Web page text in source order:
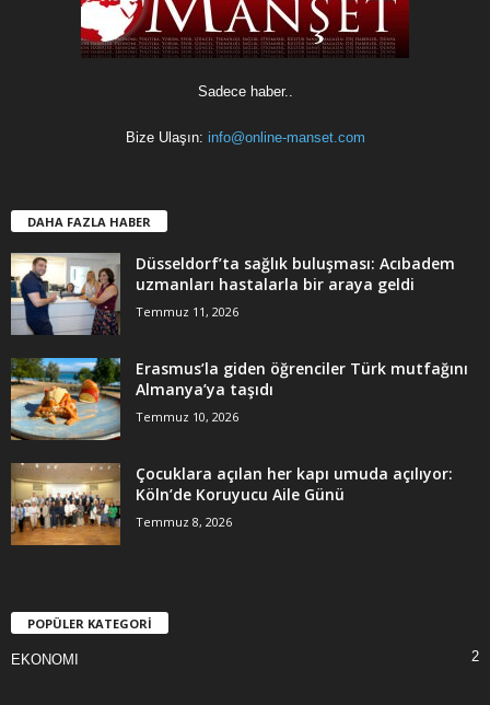
Sadece haber..
Bize Ulaşın: info@online-manset.com
DAHA FAZLA HABER
Düsseldorf’ta sağlık buluşması: Acıbadem
uzmanları hastalarla bir araya geldi
Temmuz 11, 2026
Erasmus’la giden öğrenciler Türk mutfağını
Almanya’ya taşıdı
Temmuz 10, 2026
Çocuklara açılan her kapı umuda açılıyor:
Köln’de Koruyucu Aile Günü
Temmuz 8, 2026
POPÜLER KATEGORİ
EKONOMI 2